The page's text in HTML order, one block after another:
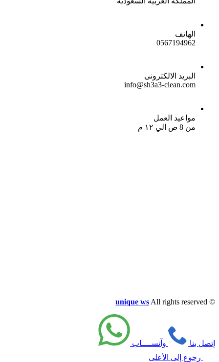
الهاتف
0567194962
البريد الالكترونى
info@sh3a3-clean.com
مواعيد العمل
من 8 ص الي ١٢ م
©
unique ws All rights reserved
إتصل بنا
وآتســــاب
رجوع إلى الأعلى